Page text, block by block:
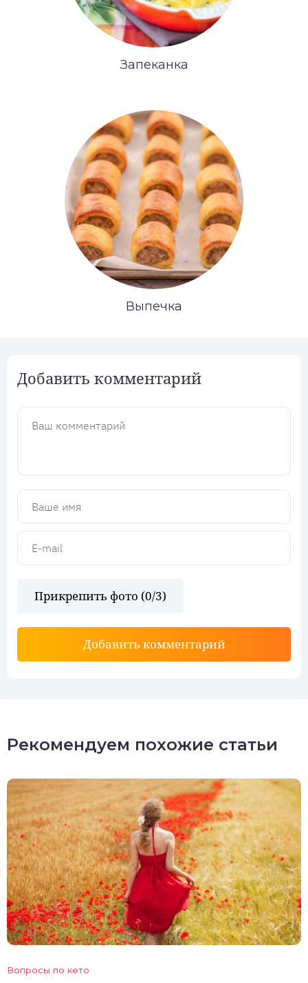
Запеканка
Выпечка
Добавить комментарий
Прикрепить фото (0/3)
Добавить комментарий
Рекомендуем похожие статьи
Вопросы по кето